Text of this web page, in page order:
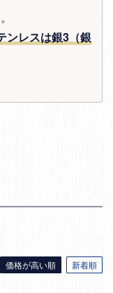
ンレスは銀3（銀
価格が高い順 新着順